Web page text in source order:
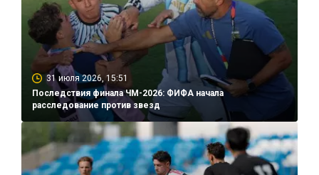
31 июля 2026, 15:51
Последствия финала ЧМ-2026: ФИФА начала
расследование против звезд